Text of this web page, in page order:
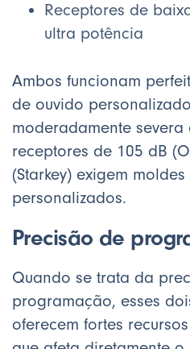
Receptores de
ultra potência
Ambos funcionam
de ouvido
moderadamente severa
receptores de 105 dB
(Starkey) exigem
personalizados.
Precisão de
Quando se trata da
programação, esses
oferecem fortes